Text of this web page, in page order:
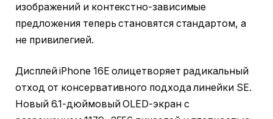
изображений и контекстно-зависимые
предложения теперь становятся стандартом, а
не привилегией.
Дисплей iPhone 16E олицетворяет радикальный
отход от консервативного подхода линейки SE.
Новый 6.1-дюймовый OLED-экран с